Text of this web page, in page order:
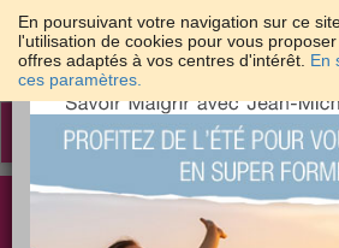
En poursuivant votre navigation sur ce
l'utilisation de cookies pour vous
offres adaptés à vos centres d'intérêt. En
ces paramètres.
Toggle
Les meilleures solutions pour
dans sa peau